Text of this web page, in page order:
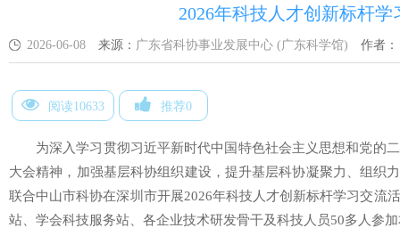
2026年科技人才创新标杆
2026-06-08 来源： 广东省科协事业发展中心 (广东科学馆) 作者：
阅读10633 推荐0
为深入学习贯彻习近平新时代中国特色社会主义思想和党的
大会精神，加强基层科协组织建设，提升基层科协凝聚力、组织
联合中山市科协在深圳市开展2026年科技人才创新标杆学习交流
站、学会科技服务站、各企业技术研发骨干及科技人员50多人参